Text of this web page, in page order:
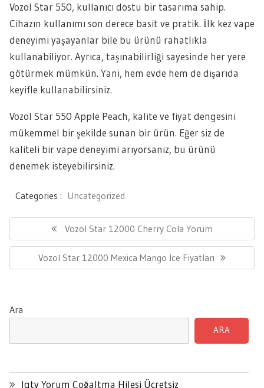
Vozol Star 550, kullanıcı dostu bir tasarıma sahip.
Cihazın kullanımı son derece basit ve pratik. İlk kez vape
deneyimi yaşayanlar bile bu ürünü rahatlıkla
kullanabiliyor. Ayrıca, taşınabilirliği sayesinde her yere
götürmek mümkün. Yani, hem evde hem de dışarıda
keyifle kullanabilirsiniz.
Vozol Star 550 Apple Peach, kalite ve fiyat dengesini
mükemmel bir şekilde sunan bir ürün. Eğer siz de
kaliteli bir vape deneyimi arıyorsanız, bu ürünü
denemek isteyebilirsiniz.
Categories : Uncategorized
gezinmesi
Previous
Post:
Vozol Star 12000 Cherry Cola Yorum
Next
Post:
Vozol Star 12000 Mexica Mango Ice Fiyatları
Ara
ARA
Igtv Yorum Çoğaltma Hilesi Ücretsiz